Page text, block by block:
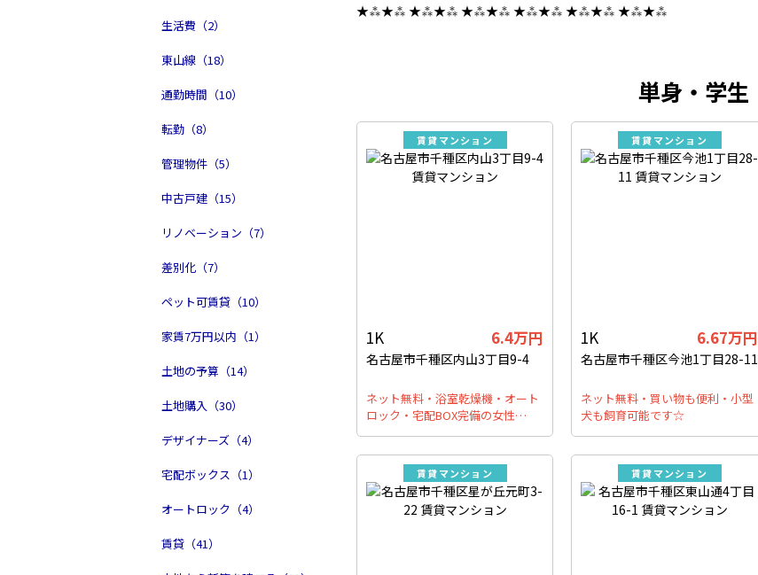
生活費（2）
東山線（18）
通勤時間（10）
転勤（8）
管理物件（5）
中古戸建（15）
リノベーション（7）
差別化（7）
ペット可賃貸（10）
家賃7万円以内（1）
土地の予算（14）
土地購入（30）
デザイナーズ（4）
宅配ボックス（1）
オートロック（4）
賃貸（41）
★⁂★⁂ ★⁂★⁂ ★⁂★⁂ ★⁂★⁂ ★⁂★⁂ ★⁂★⁂
単身・学生
賃貸マンション
1K 6.4万円
名古屋市千種区内山3丁目9-4
ネット無料・浴室乾燥機・オート
ロック・宅配BOX完備の女性…
賃貸マンション
1K 6.67万円
名古屋市千種区今池1丁目28-11
ネット無料・買い物も便利・小型
犬も飼育可能です☆
賃貸マンション 賃貸マンション